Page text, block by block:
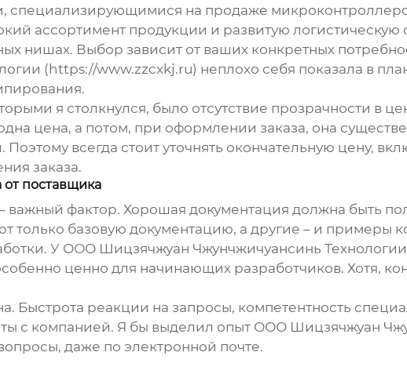
специализирующимися на продаже
ассортимент продукции и развитую логистическую
нишах. Выбор зависит от ваших конкретных
(https://www.zzcxkj.ru) неплохо себя показала в
я столкнулся, было отсутствие прозрачности в
цена, а потом, при оформлении заказа, она
всегда стоит уточнять окончательную цену,
заказа.
поставщика
важный фактор. Хорошая документация должна быть
только базовую документацию, а другие – и примеры
У ООО Шицзячжуан Чжунчжичуансинь Технологии
ценно для начинающих разработчиков. Хотя,
Быстрота реакции на запросы, компетентность
с компанией. Я бы выделил опыт ООО Шицзячжуан
даже по электронной почте.